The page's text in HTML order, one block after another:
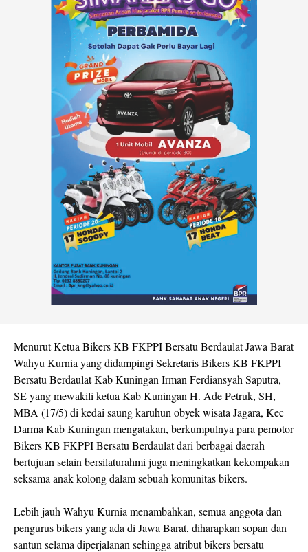
Menurut Ketua Bikers KB FKPPI Bersatu Berdaulat Jawa Barat
Wahyu Kurnia yang didampingi Sekretaris Bikers KB FKPPI
Bersatu Berdaulat Kab Kuningan Irman Ferdiansyah Saputra,
SE yang mewakili ketua Kab Kuningan H. Ade Petruk, SH,
MBA (17/5) di kedai saung karuhun obyek wisata Jagara, Kec
Darma Kab Kuningan mengatakan, berkumpulnya para pemotor
Bikers KB FKPPI Bersatu Berdaulat dari berbagai daerah
bertujuan selain bersilaturahmi juga meningkatkan kekompakan
seksama anak kolong dalam sebuah komunitas bikers.
Lebih jauh Wahyu Kurnia menambahkan, semua anggota dan
pengurus bikers yang ada di Jawa Barat, diharapkan sopan dan
santun selama diperjalanan sehingga atribut bikers bersatu